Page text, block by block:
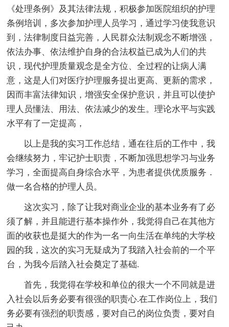
《处理条例》及其法律法规，积极参加医院组织的护理
条例培训，多次参加护理人员学习，通过学习使我意识
到，法律制度日益完善，人民群众法制观念不断增强，
依法办事、依法维护自身的合法权益已成为人们的共
识，现代护理质量观念是全方位、全过程的让病人满
意，这是人们对医疗护理服务提出更高、更新的需求，
因而丰富法律知识，增强安全保护意识，并且可以使护
理人员懂法、用法、依法减少的发生。理论水平与实践
水平有了一定提高，
以上是我的实习工作总结，通在往后的工作中，我
会继续努力，牢记护士职责，不断加强思想学习与业务
学习，全面提高自身综合水平，为患者提供优质服务．
做一名合格的护理人员。
这次实习，除了让我对商业企业的基本业务有了必
须了解，并且能进行基本操作外，我觉得自己在其他方
面的收获也是挺大的作为一名一向生活在单纯的大学校
园的我，这次的实习无疑成为了我踏入社会前的一个平
台，为我今后踏入社会奠定了基础.
首先，我觉得在学校和单位的很大一个不同就是进
入社会以后务必要有很强的职责心.在工作岗位上，我们
务必要有强烈的职责感，要对自己的岗位负责，要对自